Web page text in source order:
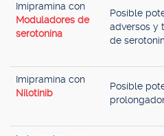
Imipramina con
Moduladores de
serotonina
Posible
adversos y
de
Imipramina con
Nilotinib
Posible